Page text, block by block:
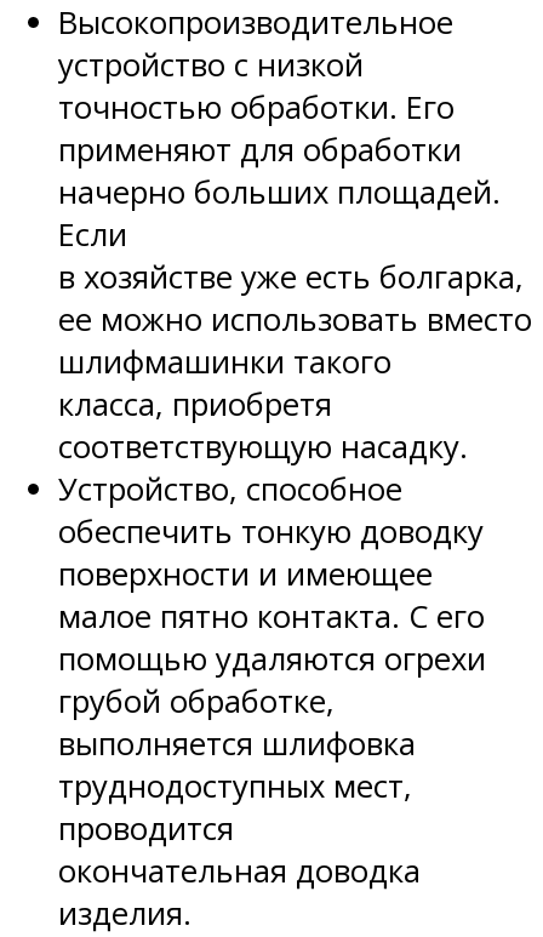
Высокопроизводительное
устройство с низкой
точностью обработки. Его
применяют для обработки
начерно больших площадей.
Если
в хозяйстве уже есть болгарка,
ее можно использовать вместо
шлифмашинки такого
класса, приобретя
соответствующую насадку.
Устройство, способное
обеспечить тонкую доводку
поверхности и имеющее
малое пятно контакта. С его
помощью удаляются огрехи
грубой обработке,
выполняется шлифовка
труднодоступных мест,
проводится
окончательная доводка
изделия.